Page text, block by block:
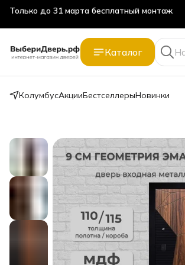
Только до 31 марта бесплатный монтаж
Каталог
КолумбусАкцииБестселлерыНовинки